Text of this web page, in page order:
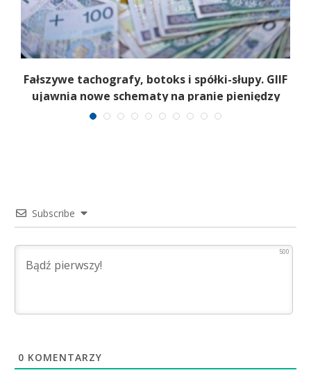
Fałszywe tachografy, botoks i spółki-słupy. GIIF
ujawnia nowe schematy na pranie pieniędzy
Subscribe
500
0 KOMENTARZY